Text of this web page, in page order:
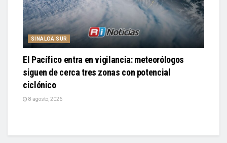
SINALOA SUR
El Pacífico entra en vigilancia: meteorólogos
siguen de cerca tres zonas con potencial
ciclónico
8 agosto, 2026